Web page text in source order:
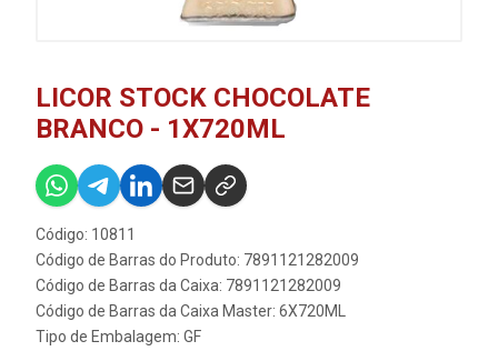
LICOR STOCK CHOCOLATE
BRANCO - 1X720ML
Código: 10811
Código de Barras do Produto: 7891121282009
Código de Barras da Caixa: 7891121282009
Código de Barras da Caixa Master: 6X720ML
Tipo de Embalagem: GF